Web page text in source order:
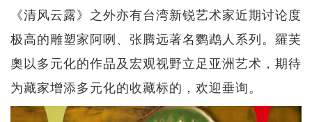
《清风云露》之外亦有台湾新锐艺术家近期讨论度
极高的雕塑家阿咧、张腾远著名鹦鹉人系列。羅芙
奧以多元化的作品及宏观视野立足亚洲艺术，期待
为藏家增添多元化的收藏标的，欢迎垂询。